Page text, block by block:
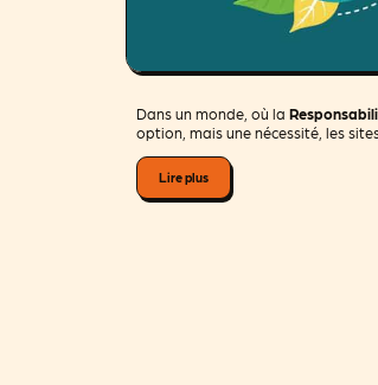
Dans un monde, où la
option, mais une nécessité, les
Lire plus